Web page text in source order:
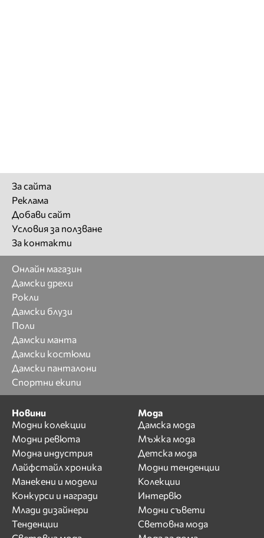
За сайта
Реклама
Добави сайт
Условия за ползване
За контакти
Онлайн магазин
Дамски дрехи
Рокли
Дамски блузи
Поли
Дамски манта
Дамски костюми
Дамски панталони
Спортни екипи
Новини
Модни колекции
Модни ревюта
Модна индустрия
Лайфстайл хроника
Манекени и модели
Конкурси и награди
Млади дизайнери
Тенденции
Мода
Дамска мода
Мъжка мода
Детска мода
Модни тенденции
Колекции
Интервю
Модни съвети
Световна мода